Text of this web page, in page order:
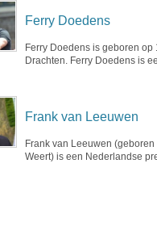
Ferry Doedens
Ferry Doedens is geboren op
Drachten. Ferry Doedens is
Frank van Leeuwen
Frank van Leeuwen
Weert) is een Nederlandse